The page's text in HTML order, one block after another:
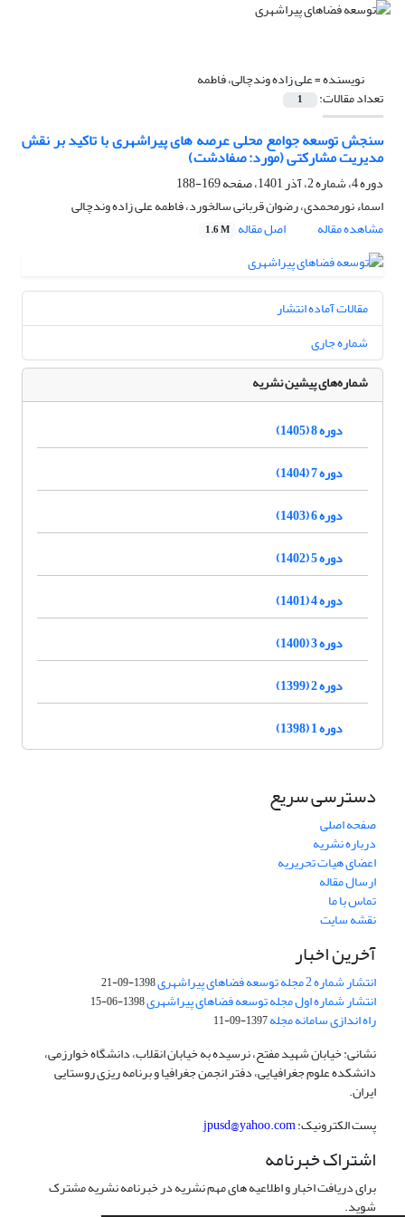
نویسنده =علی زاده وندچالی، فاطمه
تعداد مقالات: 1
سنجش توسعه جوامع محلی عرصه های پیراشهری با تاکید بر نقش
مدیریت مشارکتی (مورد: صفادشت)
دوره 4، شماره 2، آذر 1401، صفحه
169-188
اسماء نورمحمدی، رضوان قربانی سالخورد، فاطمه علی زاده وندچالی
مشاهده مقاله
اصل مقاله 1.6 M
مقالات آماده انتشار
شماره جاری
شماره‌های پیشین نشریه
دوره 8 (1405)
دوره 7 (1404)
دوره 6 (1403)
دوره 5 (1402)
دوره 4 (1401)
دوره 3 (1400)
دوره 2 (1399)
دوره 1 (1398)
دسترسی سریع
صفحه اصلی
درباره نشریه
اعضای هیات تحریریه
ارسال مقاله
تماس با ما
نقشه سایت
آخرین اخبار
انتشار شماره 2 مجله توسعه فضاهای پیراشهری 1398-09-21
انتشار شماره اول مجله توسعه فضاهای پیراشهری1398-06-15
راه اندازی سامانه مجله1397-09-11
نشانی: خیابان شهید مفتح، نرسیده به خیابان انقلاب، دانشگاه خوارزمی،
دانشکده علوم جغرافیایی، دفتر انجمن جغرافیا و برنامه ریزی روستایی
ایران.
پست الکترونیک:jpusd@yahoo.com
اشتراک خبرنامه
برای دریافت اخبار و اطلاعیه های مهم نشریه در خبرنامه نشریه مشترک
شوید.